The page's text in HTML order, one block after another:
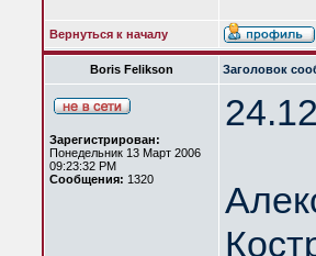
Вернуться к началу
Boris Felikson Заголовок
Зарегистрирован:
Понедельник 13 Март 2006
09:23:32 PM
Сообщения: 1320